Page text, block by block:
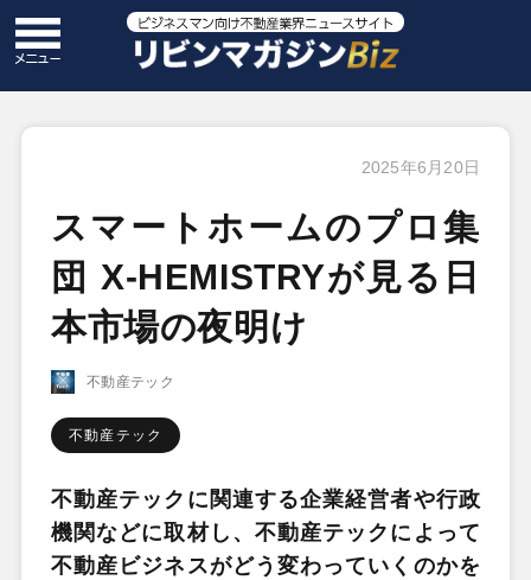
2025年6月20日
スマートホームのプロ集
団 X-HEMISTRYが見る日
本市場の夜明け
不動産テック
不動産テック
不動産テックに関連する企業経営者や行政
機関などに取材し、不動産テックによって
不動産ビジネスがどう変わっていくのかを